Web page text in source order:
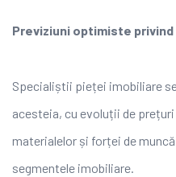
Previziuni optimiste privind
Specialiștii pieței imobiliare
acesteia, cu evoluții de
materialelor și forței de
segmentele imobiliare.